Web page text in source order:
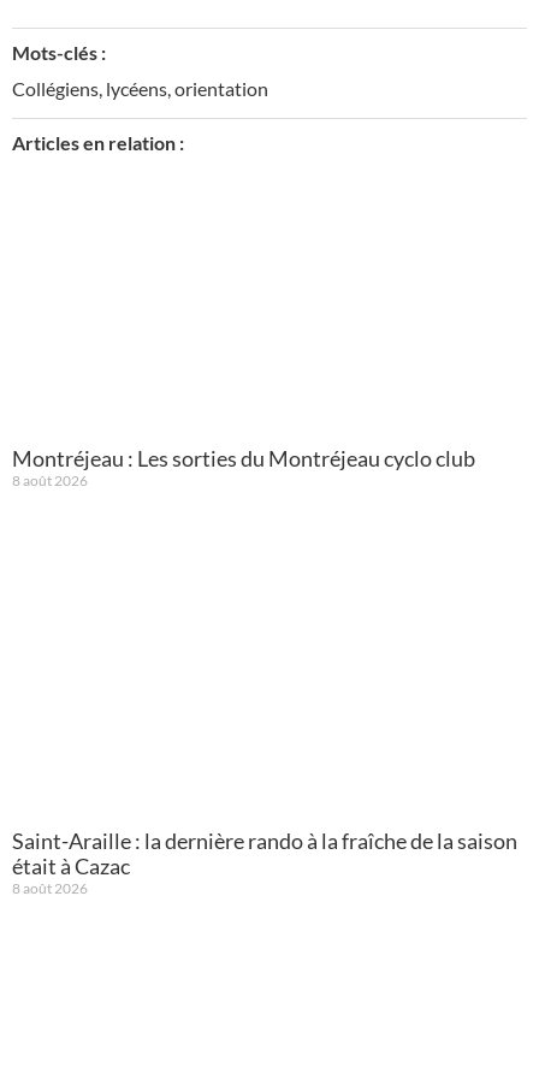
Mots-clés :
Collégiens, lycéens,orientation
Articles en relation :
Montréjeau : Les sorties du Montréjeau cyclo club
8 août 2026
Saint-Araille : la dernière rando à la fraîche de la saison
était à Cazac
8 août 2026